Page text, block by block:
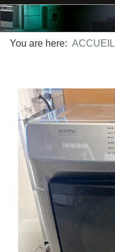
You are here: ACCUEIL